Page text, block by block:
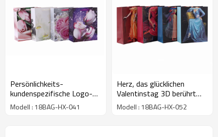
Persönlichkeits-
kundenspezifische Logo-
Blumen-romantische
Muster-Art-Geschenk-
Modell : 18BAG-HX-041
Herz, das glücklichen
Valentinstag 3D berührt
und
Glittergeschenktaschen mit
Modell : 18BAG-HX-052